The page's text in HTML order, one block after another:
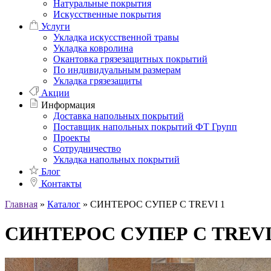
Натуральные покрытия
Искусственные покрытия
Услуги
Укладка искусственной травы
Укладка ковролина
Окантовка грязезащитных покрытий
По индивидуальным размерам
Укладка грязезащиты
Акции
Информация
Доставка напольных покрытий
Поставщик напольных покрытий ФТ Групп
Проекты
Сотрудничество
Укладка напольных покрытий
Блог
Контакты
Главная » Каталог » СИНТЕРОС СУПЕР С TREVI 1
СИНТЕРОС СУПЕР С